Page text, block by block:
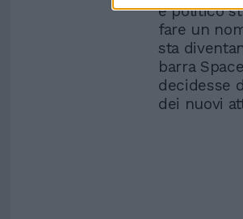
e politico
fare un
sta
barra
decidesse
dei nuovi